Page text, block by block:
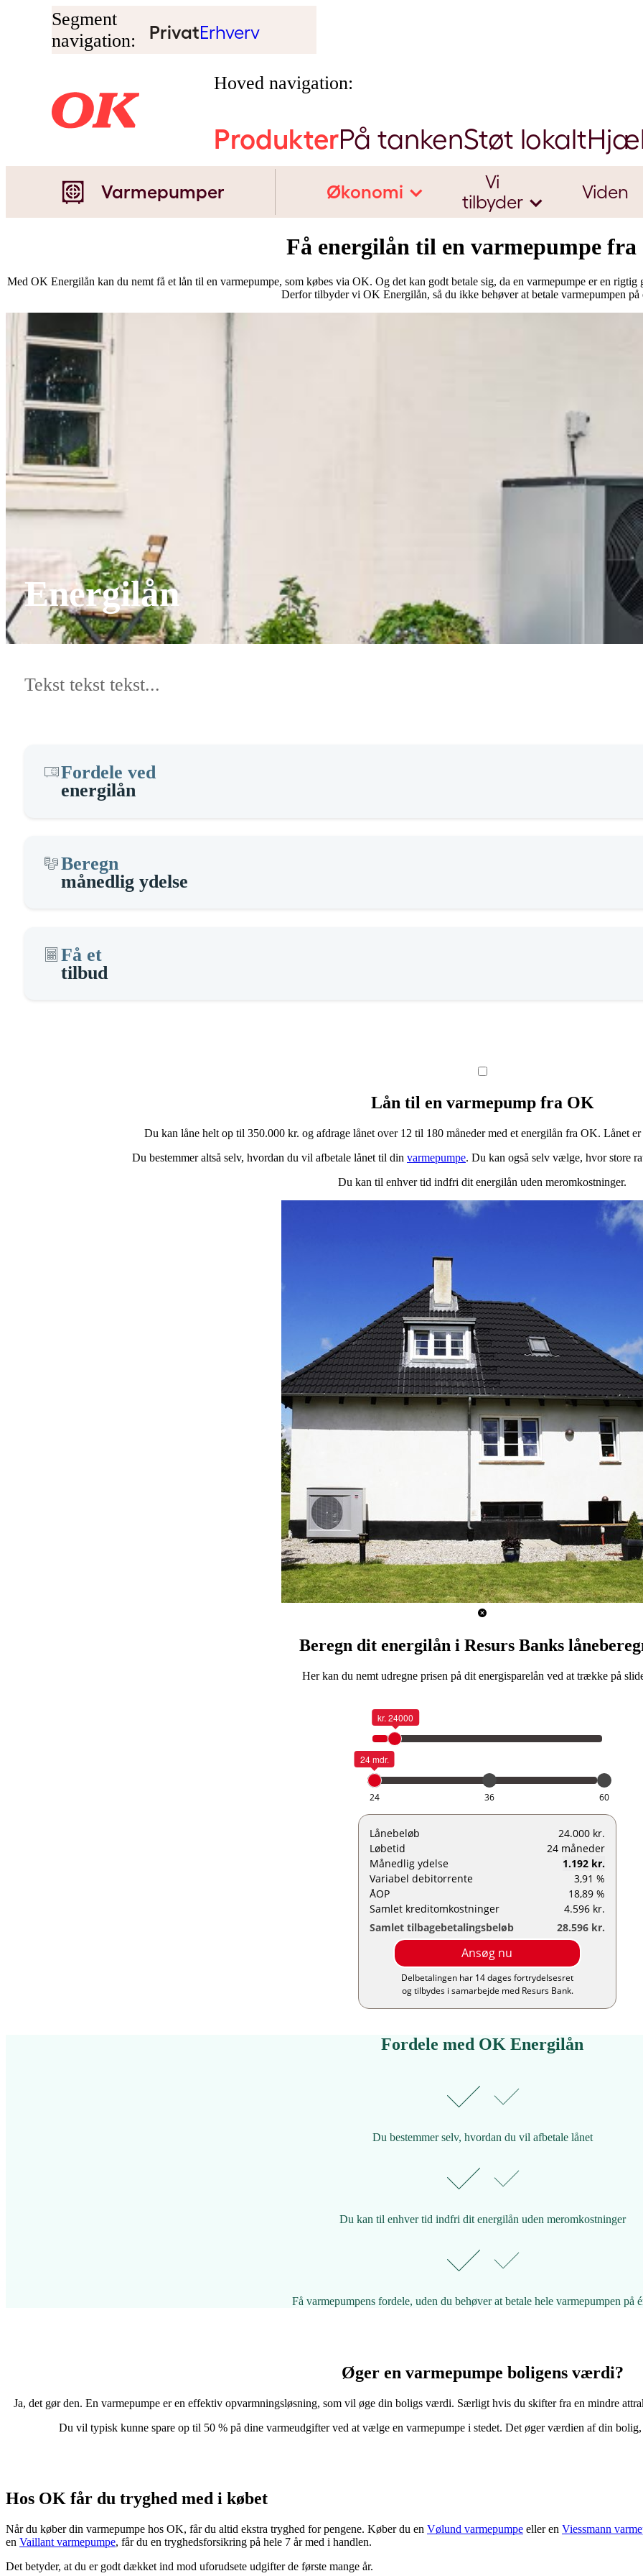
Segment
navigation:
PrivatErhverv
Hoved navigation:
ProdukterPå tankenStøt lokalt
Varmepumper Økonomi
Vi
tilbyder
Viden
Få energilån til en varmepumpe
Med OK Energilån kan du nemt få et lån til en varmepumpe, som købes via OK. Og det kan godt betale sig, da en varmepumpe er en
Derfor tilbyder vi OK Energilån, så du ikke behøver at betale varmepumpen på
Energilån
Tekst tekst tekst...
Fordele ved
energilån
Beregn
månedlig ydelse
Få et
tilbud
Lån til en varmepump fra OK
Du kan låne helt op til 350.000 kr. og afdrage lånet over 12 til 180 måneder med et energilån fra OK. Lånet
Du bestemmer altså selv, hvordan du vil afbetale lånet til din varmepumpe. Du kan også selv vælge, hvor store
Du kan til enhver tid indfri dit energilån uden meromkostninger.
Beregn dit energilån i Resurs Banks
Her kan du nemt udregne prisen på dit energisparelån ved at trække på
Fordele med OK Energilån
Du bestemmer selv, hvordan du vil afbetale lånet
Du kan til enhver tid indfri dit energilån uden meromkostninger
Få varmepumpens fordele, uden du behøver at betale hele varmepumpen på
Øger en varmepumpe boligens værdi?
Ja, det gør den. En varmepumpe er en effektiv opvarmningsløsning, som vil øge din boligs værdi. Særligt hvis du skifter fra en mindre
Du vil typisk kunne spare op til 50 % på dine varmeudgifter ved at vælge en varmepumpe i stedet. Det øger værdien af din
Hos OK får du tryghed med i købet
Når du køber din varmepumpe hos OK, får du altid ekstra tryghed for pengene. Køber du en Vølund varmepumpe eller en Viessmann
en Vaillant varmepumpe, får du en tryghedsforsikring på hele 7 år med i handlen.
Det betyder, at du er godt dækket ind mod uforudsete udgifter de første mange år.